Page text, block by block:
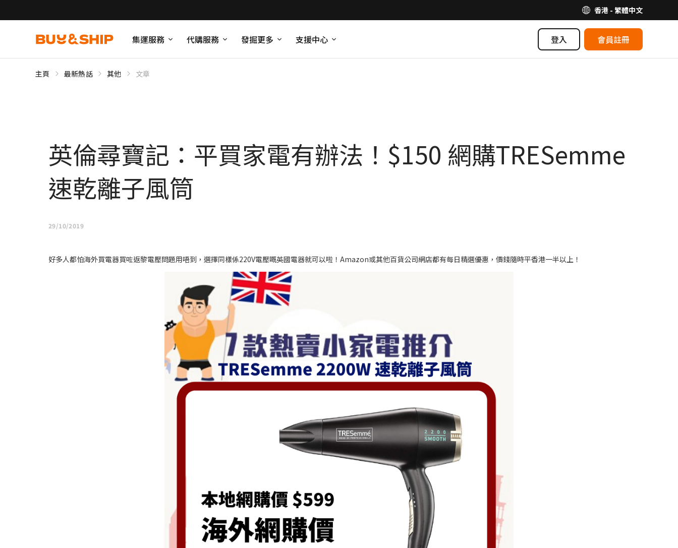
香港 - 繁體中文
集運服務 代購服務 發掘更多 支援中心 登入 會員註冊
主頁 最新熱話 其他 文章
英倫尋寶記：平買家電有辦法！$150 網購TRESemme
速乾離子風筒
29/10/2019
好多人都怕海外買電器買咗返黎電壓問題用唔到，選擇同樣係220V電壓嘅英國電器就可以啦！Amazon或其他百貨公司網店都有每日精選優惠，價錢隨時平香港一半以上！